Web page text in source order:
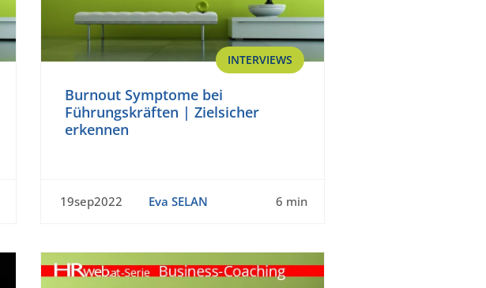
INTERVIEWS
Burnout Symptome bei
Führungskräften | Zielsicher
erkennen
19sep2022 Eva SELAN 6 min